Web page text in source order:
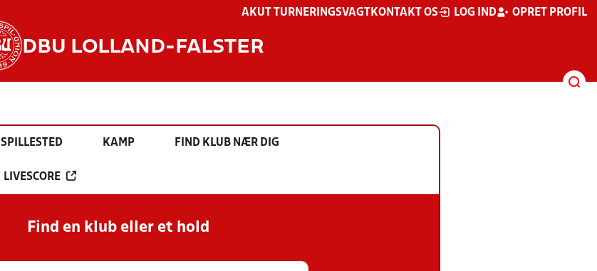
AKUT TURNERINGSVAGT KONTAKT OS LOG IND OPRET PROFIL
DBU LOLLAND-FALSTER
SPILLESTED KAMP FIND KLUB NÆR DIG
LIVESCORE
Find en klub eller et hold